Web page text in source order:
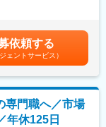
で増収中のクオール
ます。
上や病気から救うこ
ます。
って、誰に使うと良
果的に使うことがで
じて、患者さんの
他に別途日当（月額
に応じて年収UP★赴
（年2回業績給改
考を通じて上下する
含めた表記です。
依頼する
ジェントサービス）
専門職へ／市場
年休125日